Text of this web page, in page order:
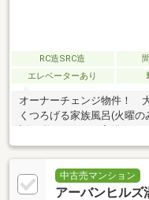
RC造SRC造
エレベーターあり
オーナーチェンジ物件！
くつろげる家族風呂(火曜
中古売マンション
アーバンヒルズ